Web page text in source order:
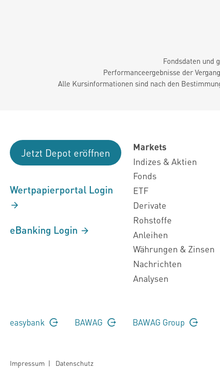
Fondsdaten und
Performanceergebnisse der
Alle Kursinformationen sind nach den
Jetzt Depot eröffnen
Wertpapierportal Login
eBanking Login
Markets
Indizes & Aktien
Fonds
ETF
Derivate
Rohstoffe
Anleihen
Währungen & Zinsen
Nachrichten
Analysen
easybank BAWAG BAWAG Group
Impressum | Datenschutz